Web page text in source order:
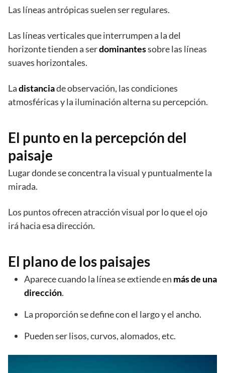
Las líneas antrópicas suelen ser regulares.
Las líneas verticales que interrumpen a la del
horizonte tienden a serdominantessobre las líneas
suaves horizontales.
Ladistanciade observación, las condiciones
atmosféricas y la iluminación alterna su percepción.
El punto en la percepción del
paisaje
Lugar donde se concentra la visual y puntualmente la
mirada.
Los puntos ofrecen atracción visual por lo que el ojo
irá hacia esa dirección.
El plano de los paisajes
Aparece cuando la línea se extiende en más de una
dirección.
La proporción se define con el largo y el ancho.
Pueden ser lisos, curvos, alomados, etc.